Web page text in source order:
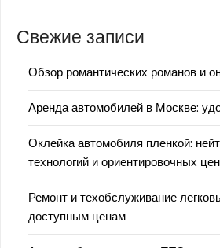
Свежие записи
Обзор романтических романов и
Аренда автомобилей в Москве:
Оклейка автомобиля пленкой:
технологий и ориентировочных
Ремонт и техобслуживание
доступным ценам